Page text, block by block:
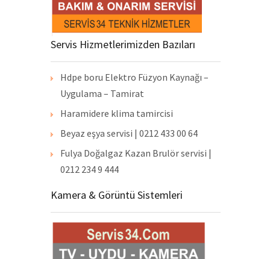
Servis Hizmetlerimizden Bazıları
Hdpe boru Elektro Füzyon Kaynağı –
Uygulama – Tamirat
Haramidere klima tamircisi
Beyaz eşya servisi | 0212 433 00 64
Fulya Doğalgaz Kazan Brulör servisi |
0212 234 9 444
Kamera & Görüntü Sistemleri